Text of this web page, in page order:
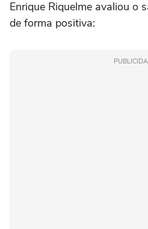
Enrique Riquelme avaliou o
de forma positiva: